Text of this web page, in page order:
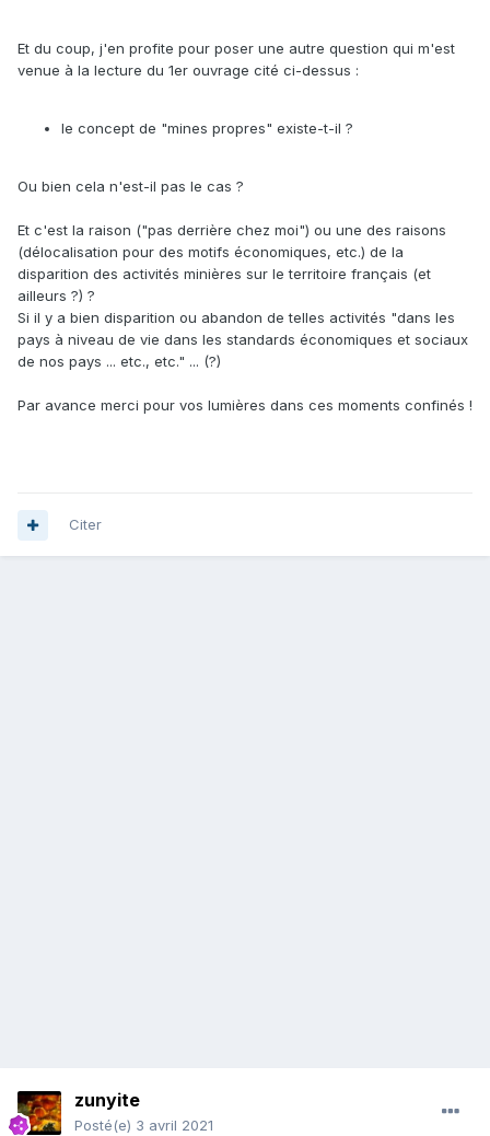
Et du coup, j'en profite pour poser une autre question qui m'est
venue à la lecture du 1er ouvrage cité ci-dessus :
le concept de "mines propres" existe-t-il ?
Ou bien cela n'est-il pas le cas ?
Et c'est la raison ("pas derrière chez moi") ou une des raisons
(délocalisation pour des motifs économiques, etc.) de la
disparition des activités minières sur le territoire français (et
ailleurs ?) ?
Si il y a bien disparition ou abandon de telles activités "dans les
pays à niveau de vie dans les standards économiques et sociaux
de nos pays ... etc., etc." ... (?)
Par avance merci pour vos lumières dans ces moments confinés !
Citer
zunyite
Posté(e) 3 avril 2021